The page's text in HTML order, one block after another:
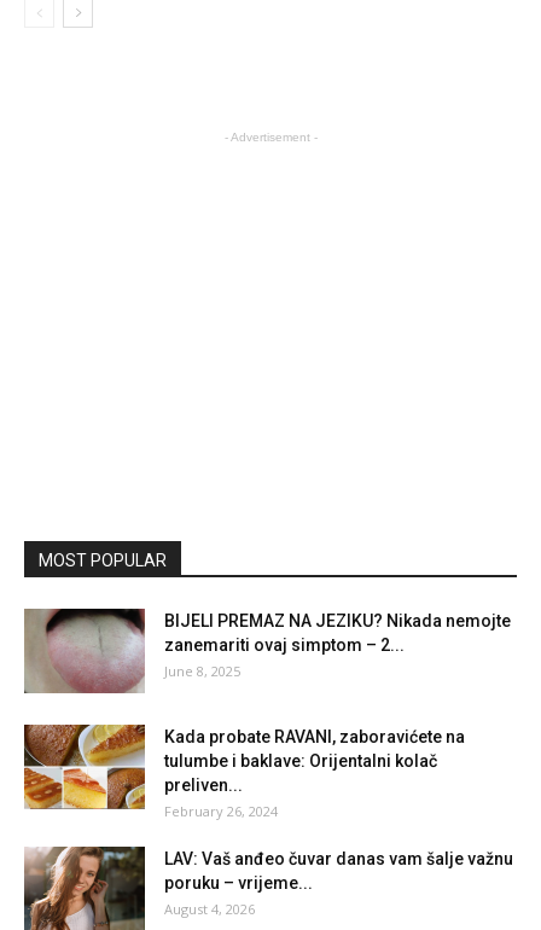
- Advertisement -
MOST POPULAR
BIJELI PREMAZ NA JEZIKU? Nikada nemojte
zanemariti ovaj simptom – 2...
June 8, 2025
Kada probate RAVANI, zaboravićete na
tulumbe i baklave: Orijentalni kolač
preliven...
February 26, 2024
LAV: Vaš anđeo čuvar danas vam šalje važnu
poruku – vrijeme...
August 4, 2026